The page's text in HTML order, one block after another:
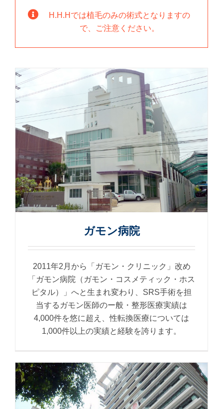
H.H.Hでは植毛のみの術式となりますの
で、ご注意ください。
ガモン病院
2011年2月から「ガモン・クリニック」改め
「ガモン病院（ガモン・コスメティック・ホス
ピタル）」へと生まれ変わり、SRS手術を担
当するガモン医師のー般・整形医療実績は
4,000件を悠に超え、性転換医療については
1,000件以上の実績と経験を誇ります。